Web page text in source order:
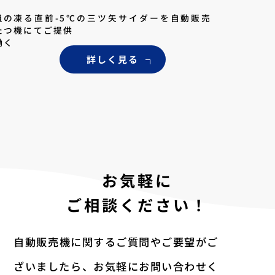
の
つ
凍る直前-5℃の三ツ矢サイダーを自動販売
機にてご提供
詳しく見る
お気軽に
ご相談ください！
自動販売機に関するご質問やご要望がご
ざいましたら、 お気軽にお問い合わせく